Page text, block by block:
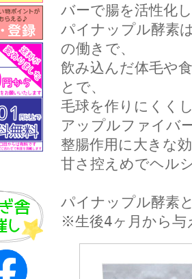
バーで腸を活性化
パイナップル酵素
の働きで、
飲み込んだ体毛や
とで、
毛球を作りにくく
アップルファイバ
整腸作用に大きな
甘さ控えめでヘル
パイナップル酵素
※生後4ヶ月から与